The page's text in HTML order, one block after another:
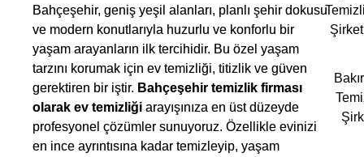
Bahçeşehir, geniş yeşil alanları, planlı şehir dokusu
ve modern konutlarıyla huzurlu ve konforlu bir
yaşam arayanların ilk tercihidir. Bu özel yaşam
tarzını korumak için ev temizliği, titizlik ve güven
gerektiren bir iştir. Bahçeşehir temizlik firması
olarak ev temizliği arayışınıza en üst düzeyde
profesyonel çözümler sunuyoruz. Özellikle evinizi
en ince ayrıntısına kadar temizleyip, yaşam